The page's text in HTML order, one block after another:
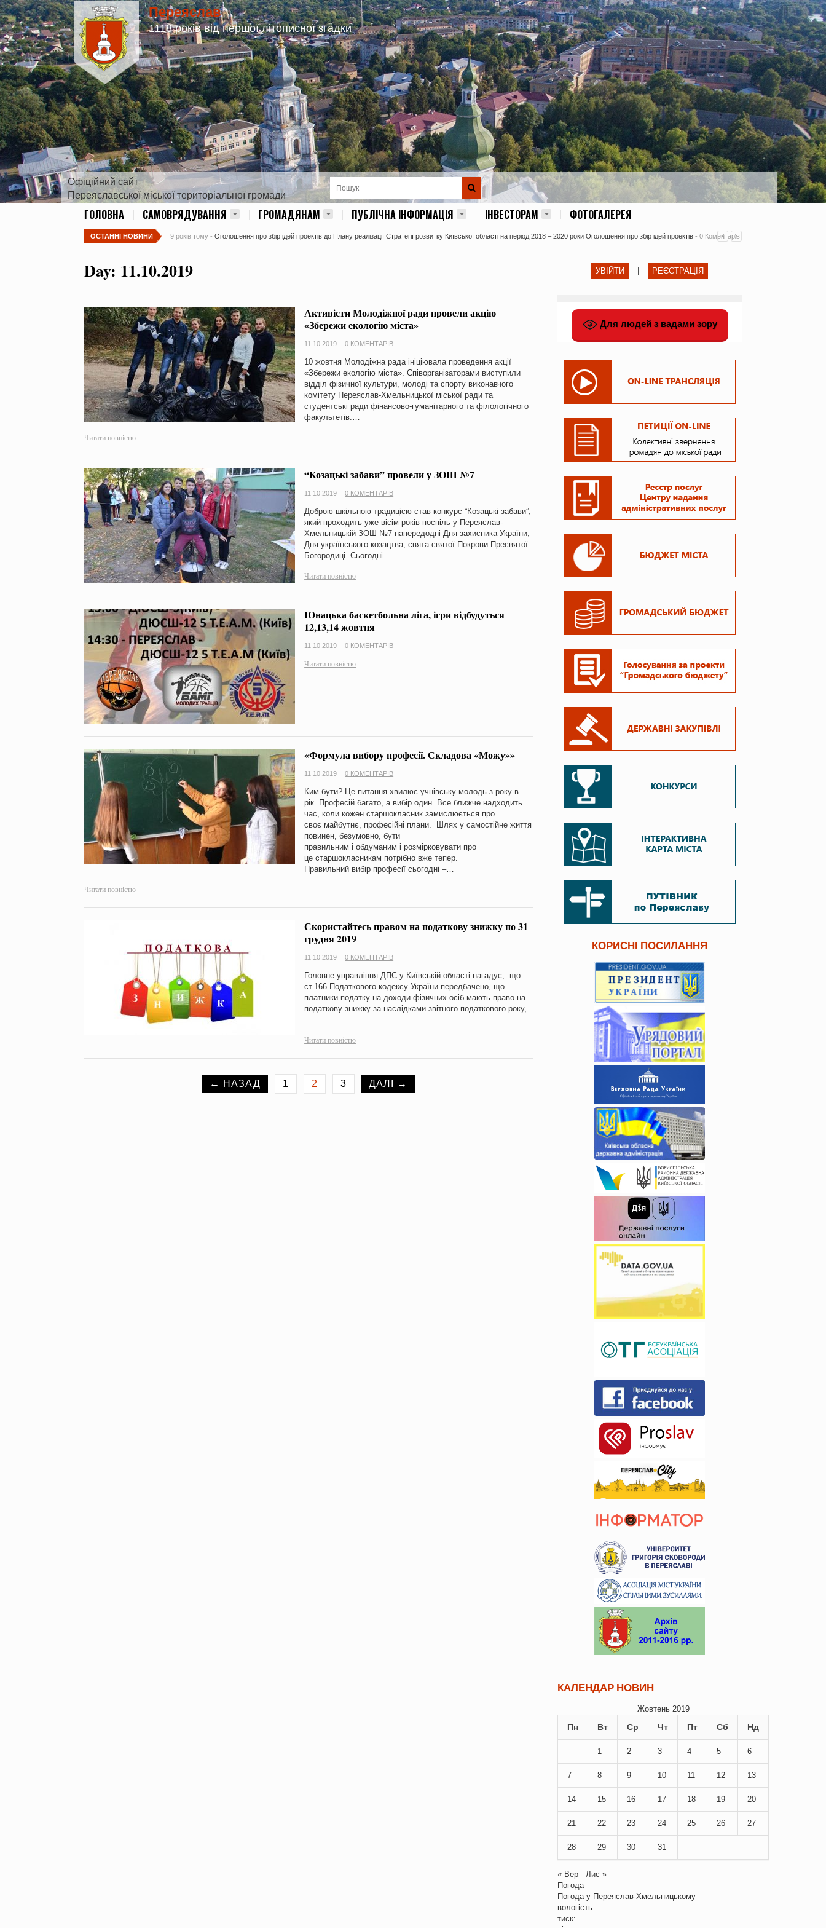
Переяслав
1118 років від першої літописної згадки
Офіційний сайт
Переяславської міської територіальної громади
ГОЛОВНА САМОВРЯДУВАННЯ ГРОМАДЯНАМ ПУБЛІЧНА ІНФОРМАЦІЯ ІНВЕСТОРАМ ФОТОГАЛЕРЕЯ
ОСТАННІ НОВИНИ 9 років тому - Оголошення про збір ідей проектів до Плану реалізації Стратегії розвитку Київської області на період 2018 – 2020 роки Оголошення про збір ідей проектів - 0 Коментарів
Day: 11.10.2019
Активісти Молодіжної ради провели акцію
«Збережи екологію міста»
11.10.2019 0 КОМЕНТАРІВ
10 жовтня Молодіжна рада ініціювала проведення акції
«Збережи екологію міста». Співорганізаторами виступили
відділ фізичної культури, молоді та спорту виконавчого
комітету Переяслав-Хмельницької міської ради та
студентські ради фінансово-гуманітарного та філологічного
факультетів.…
Читати повністю
“Козацькі забави” провели у ЗОШ №7
11.10.2019 0 КОМЕНТАРІВ
Доброю шкільною традицією став конкурс “Козацькі забави”,
який проходить уже вісім років поспіль у Переяслав-
Хмельницькій ЗОШ №7 напередодні Дня захисника України,
Дня українського козацтва, свята святої Покрови Пресвятої
Богородиці. Сьогодні…
Читати повністю
Юнацька баскетбольна ліга, ігри відбудуться
12,13,14 жовтня
11.10.2019 0 КОМЕНТАРІВ
Читати повністю
«Формула вибору професії. Складова «Можу»»
11.10.2019 0 КОМЕНТАРІВ
Ким бути? Це питання хвилює учнівську молодь з року в
рік. Професій багато, а вибір один. Все ближче надходить
час, коли кожен старшокласник замислюється про
своє майбутнє, професійні плани. Шлях у самостійне життя
повинен, безумовно, бути
правильним і обдуманим і розмірковувати про
це старшокласникам потрібно вже тепер.
Правильний вибір професії сьогодні –…
Читати повністю
Скористайтесь правом на податкову знижку по 31
грудня 2019
11.10.2019 0 КОМЕНТАРІВ
Головне управління ДПС у Київській області нагадує, що
ст.166 Податкового кодексу України передбачено, що
платники податку на доходи фізичних осіб мають право на
податкову знижку за наслідками звітного податкового року,
…
Читати повністю
← НАЗАД 1 2 3 ДАЛІ →
УВІЙТИ РЕЄСТРАЦІЯ
Для людей з вадами зору
КОРИСНІ ПОСИЛАННЯ
КАЛЕНДАР НОВИН
Жовтень 2019
Пн Вт Ср Чт Пт Сб Нд
1 2 3 4 5 6
7 8 9 10 11 12 13
14 15 16 17 18 19 20
21 22 23 24 25 26 27
28 29 30 31
« Вер
Лис »
Погода
Погода у Переяслав-Хмельницькому
вологість:
тиск: